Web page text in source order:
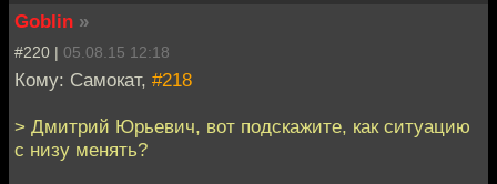
Goblin »
#220 | 05.08.15 12:18
Кому: Самокат, #218
> Дмитрий Юрьевич, вот подскажите, как ситуацию
с низу менять?